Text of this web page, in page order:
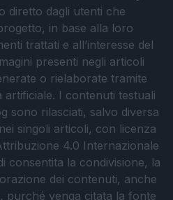
diretto dagli utenti che
in base alla loro
trattati e all’interesse del
presenti negli articoli
o rielaborate tramite
artificiale. I contenuti testuali
sono rilasciati, salvo diversa
singoli articoli, con licenza
4.0 Internazionale
la condivisione, la
dei contenuti, anche
purché venga citata la fonte